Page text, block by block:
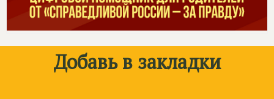
Добавь в закладки